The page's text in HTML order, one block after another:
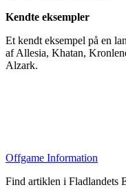
Kendte eksempler
Et kendt eksempel på en
af Allesia, Khatan,
Alzark.
Offgame Information
Find artiklen i Fladlandets